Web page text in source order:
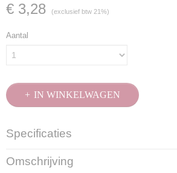
€ 3,28 (exclusief btw 21%)
Aantal
IN WINKELWAGEN
Specificaties
Productcode
303004
Omschrijving